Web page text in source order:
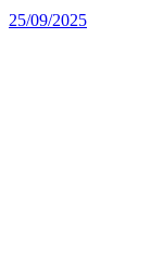
25/09/2025